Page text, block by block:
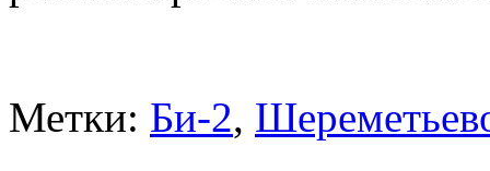
Метки: Би-2,